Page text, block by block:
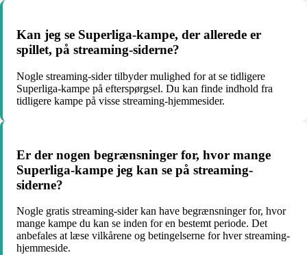
Kan jeg se Superliga-kampe, der allerede er
spillet, på streaming-siderne?
Nogle streaming-sider tilbyder mulighed for at se tidligere
Superliga-kampe på efterspørgsel. Du kan finde indhold fra
tidligere kampe på visse streaming-hjemmesider.
Er der nogen begrænsninger for, hvor mange
Superliga-kampe jeg kan se på streaming-
siderne?
Nogle gratis streaming-sider kan have begrænsninger for, hvor
mange kampe du kan se inden for en bestemt periode. Det
anbefales at læse vilkårene og betingelserne for hver streaming-
hjemmeside.